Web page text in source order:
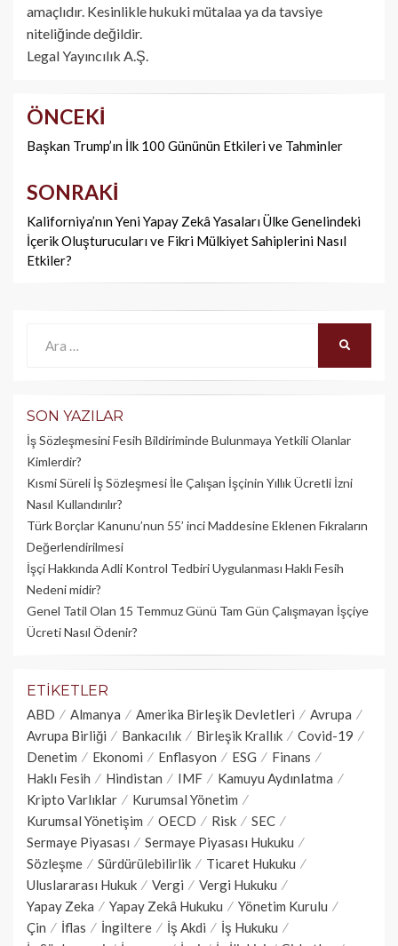
amaçlıdır. Kesinlikle hukuki mütalaa ya da tavsiye
niteliğinde değildir.
Legal Yayıncılık A.Ş.
Yazı
dolaşımı
ÖNCEKI
Başkan Trump’ın İlk 100 Gününün Etkileri ve Tahminler
SONRAKI
Kaliforniya’nın Yeni Yapay Zekâ Yasaları Ülke Genelindeki
İçerik Oluşturucuları ve Fikri Mülkiyet Sahiplerini Nasıl
Etkiler?
SON YAZILAR
İş Sözleşmesini Fesih Bildiriminde Bulunmaya Yetkili Olanlar
Kimlerdir?
Kısmi Süreli İş Sözleşmesi İle Çalışan İşçinin Yıllık Üc­retli İzni
Nasıl Kullandırılır?
Türk Borçlar Kanunu’nun 55’ inci Maddesine Eklenen Fıkraların
Değerlendirilmesi
İşçi Hakkında Adli Kontrol Tedbiri Uygulanması Haklı Fesih
Nedeni midir?
Genel Tatil Olan 15 Temmuz Günü Tam Gün Çalışmayan İşçiye
Ücreti Nasıl Ödenir?
ETIKETLER
ABD Almanya Amerika Birleşik Devletleri
Avrupa
Avrupa Birliği
Bankacılık Birleşik Krallık
Covid-19
Denetim
Ekonomi Enflasyon ESG
Finans
Haklı Fesih
Hindistan IMF
Kamuyu Aydınlatma
Kripto Varlıklar
Kurumsal Yönetim
Kurumsal Yönetişim
OECD Risk
SEC
Sermaye Piyasası
Sermaye Piyasası Hukuku
Sözleşme
Sürdürülebilirlik
Ticaret Hukuku
Uluslararası Hukuk
Vergi
Vergi Hukuku
Yapay Zeka
Yapay Zekâ Hukuku
Yönetim Kurulu
Çin
İflas İngiltere İş Akdi
İş Hukuku